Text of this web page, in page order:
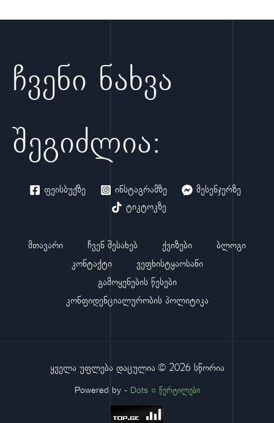
ჩვენი ნახვა
შეგიძლია:
ფეისბუქზე ინსტაგრამზე
მესენჯერზე
ტიკტოკზე
მთავარი ჩვენ შესახებ ქვიზები
ბლოგი
კონტაქტი
ვეფხისტყაოსანი
გამოყენების წესები
კონფიდენციალურობის პოლიტიკა
ყველა უფლება დაცულია © 2026 სწორია
Powered by - Dots ○ წერტილები